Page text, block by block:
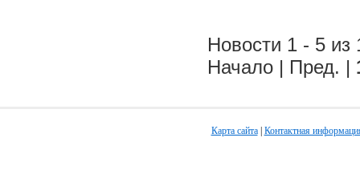
Новости 1 - 5 из
Начало | Пред. |
Карта сайта| Контактная